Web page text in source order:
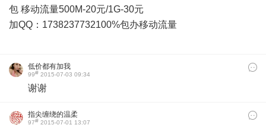
包 移动流量500M-20元/1G-30元
加QQ：1738237732100%包办移动流量
低价都有加我
99# 2015-07-03 09:34
谢谢
指尖缠绕的温柔
97# 2015-07-01 13:07